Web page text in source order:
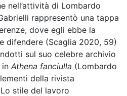
nell’attività di Lombardo
rappresentò una tappa
dove egli ebbe la
difendere (Scaglia 2020, 59)
sul suo celebre archivio
Athena fanciulla (Lombardo
della rivista
stile del lavoro